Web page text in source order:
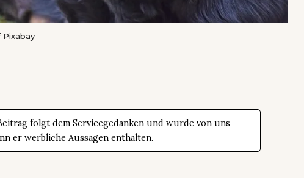
Pixabay
folgt dem Servicegedanken und wurde von uns
er werbliche Aussagen enthalten.